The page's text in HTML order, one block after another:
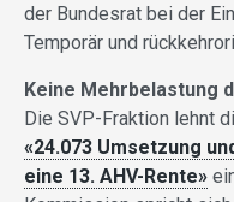
der Bundesrat bei der
Temporär und
Keine Mehrbelastung
Die SVP-Fraktion lehnt
«24.073 Umsetzung
eine 13. AHV-Rente»